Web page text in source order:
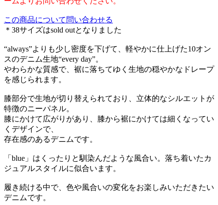
この商品について問い合わせる
＊38サイズはsold outとなりました
“always”よりも少し密度を下げて、軽やかに仕上げた10オン
スのデニム生地“every day”。
やわらかな質感で、裾に落ちてゆく生地の穏やかなドレープ
を感じられます。
膝部分で生地が切り替えられており、立体的なシルエットが
特徴のニーパネル。
膝にかけて広がりがあり、膝から裾にかけては細くなってい
くデザインで、
存在感のあるデニムです。
「blue」はくったりと馴染んだような風合い。落ち着いたカ
ジュアルスタイルに似合います。
履き続ける中で、色や風合いの変化をお楽しみいただきたい
デニムです。